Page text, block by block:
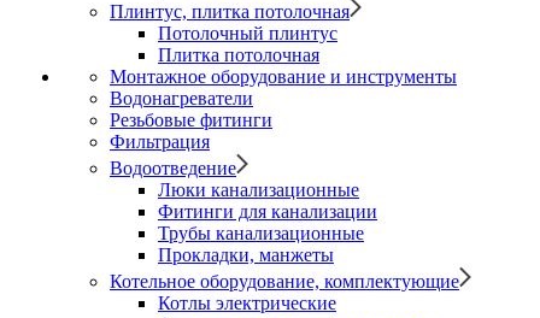
Плинтус, плитка потолочная
Потолочный плинтус
Плитка потолочная
Монтажное оборудование и инструменты
Водонагреватели
Резьбовые фитинги
Фильтрация
Водоотведение
Люки канализационные
Фитинги для канализации
Трубы канализационные
Прокладки, манжеты
Котельное оборудование, комплектующие
Котлы электрические